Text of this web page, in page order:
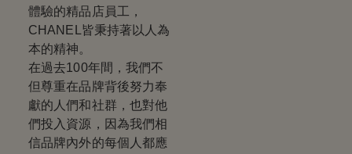
體驗的精品店員工，
CHANEL皆秉持著以人為
本的精神。
在過去100年間，我們不
但尊重在品牌背後努力奉
獻的人們和社群，也對他
們投入資源，因為我們相
信品牌內外的每個人都應